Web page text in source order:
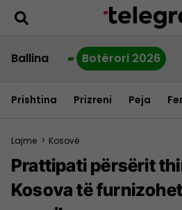
Ballina Botërori 2026
Prishtina Prizreni Peja
Lajme > Kosovë
Prattipati përsërit
Kosova të